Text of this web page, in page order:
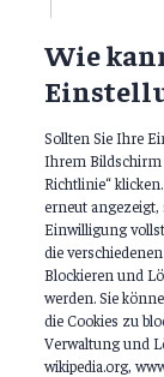
Wie
Sollten Sie Ihre
Ihrem Bildschirm
Richtlinie“
erneut
Einwilligung
die
Blockieren und
werden. Sie
die Cookies zu
Verwaltung und
wikipedia.org,